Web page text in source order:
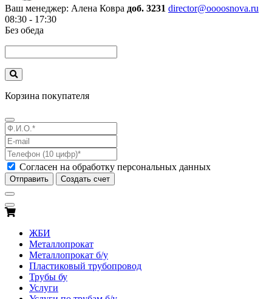
Ваш менеджер: Алена Ковра доб. 3231 director@oooosnova.ru
08:30 - 17:30
Без обеда
Корзина покупателя
Согласен на обработку персональных данных
Отправить Создать счет
ЖБИ
Металлопрокат
Металлопрокат б/у
Пластиковый трубопровод
Трубы бу
Услуги